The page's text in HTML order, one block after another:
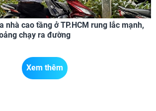
nhà cao tầng ở TP.HCM rung lắc mạnh,
chạy ra đường
Xem thêm